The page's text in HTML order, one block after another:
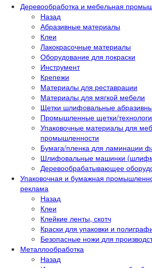
Деревообработка и мебельная
Назад
Абразивные материалы
Клеи
Лакокрасочные материалы
Оборудование для покраски
Инструмент
Крепежи
Материалы для реставрации
Материалы для мягкой мебели
Щетки шлифовальные
Промышленные щетки/
Упаковочные материалы для
промышленности
Бумага/пленка для ламинации
Шлифовальные машинки
Деревообрабатывающее
Упаковочная и бумажная
реклама
Назад
Клеи
Клейкие ленты, скотч
Краски для упаковки и
Безопасные ножи для
Металлообработка
Назад